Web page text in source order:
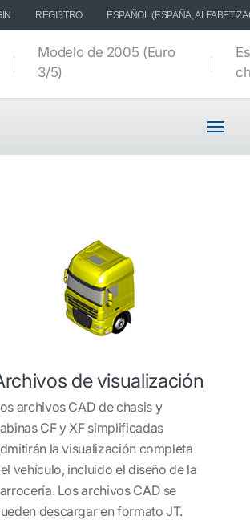
REGISTRO ESPAÑOL (ESPAÑA,
Modelo de 2005 (Euro
3/5)
de visualización
archivos CAD de chasis y
CF y XF simplificadas
la visualización completa
vehículo, incluido el diseño de la
Los archivos CAD se
descargar en formato JT.